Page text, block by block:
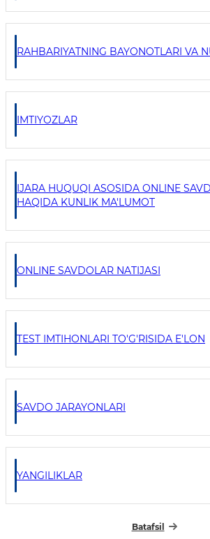
RAHBARIYATNING BAYONOTLARI VA
IMTIYOZLAR
IJARA HUQUQI ASOSIDA ONLINE
HAQIDA KUNLIK MA'LUMOT
ONLINE SAVDOLAR NATIJASI
TEST IMTIHONLARI TO'G'RISIDA E'LON
SAVDO JARAYONLARI
YANGILIKLAR
Batafsil